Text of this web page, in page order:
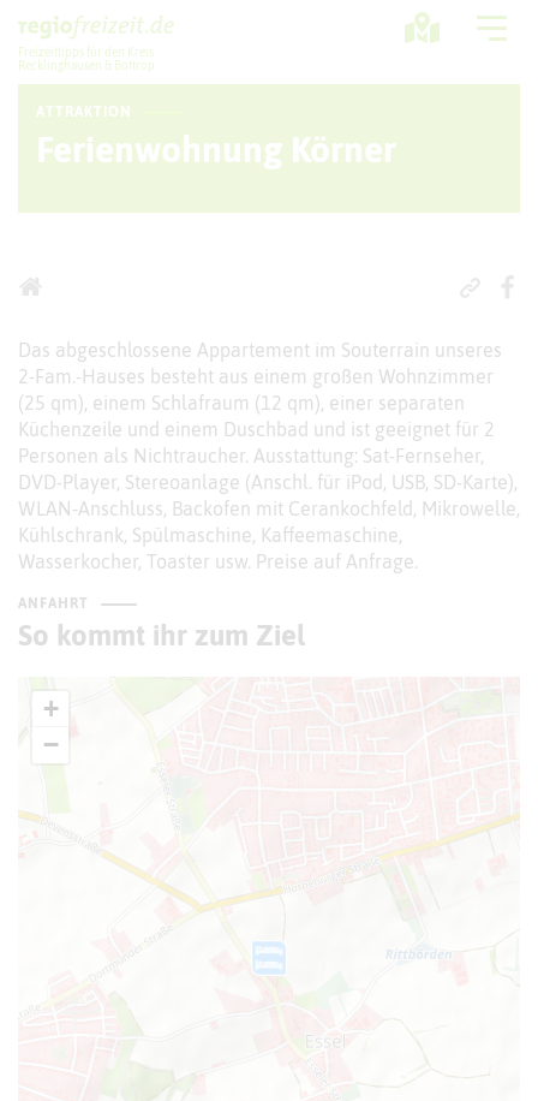
Freizeittipps für den Kreis
Recklinghausen & Bottrop
ATTRAKTION
Ferienwohnung Körner
Das abgeschlossene Appartement im Souterrain unseres
2-Fam.-Hauses besteht aus einem großen Wohnzimmer
(25 qm), einem Schlafraum (12 qm), einer separaten
Küchenzeile und einem Duschbad und ist geeignet für 2
Personen als Nichtraucher. Ausstattung: Sat-Fernseher,
DVD-Player, Stereoanlage (Anschl. für iPod, USB, SD-Karte),
WLAN-Anschluss, Backofen mit Cerankochfeld, Mikrowelle,
Kühlschrank, Spülmaschine, Kaffeemaschine,
Wasserkocher, Toaster usw. Preise auf Anfrage.
ANFAHRT
So kommt ihr zum Ziel
+
−